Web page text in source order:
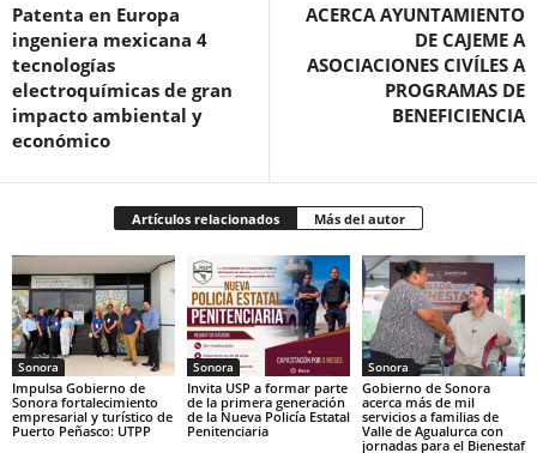
Patenta en Europa
ingeniera mexicana 4
tecnologías
electroquímicas de gran
impacto ambiental y
económico
ACERCA AYUNTAMIENTO
DE CAJEME A
ASOCIACIONES CIVÍLES A
PROGRAMAS DE
BENEFICIENCIA
Artículos relacionados Más del autor
Sonora
Impulsa Gobierno de
Sonora fortalecimiento
empresarial y turístico de
Puerto Peñasco: UTPP
Sonora
Invita USP a formar parte
de la primera generación
de la Nueva Policía Estatal
Penitenciaria
Sonora
Gobierno de Sonora
acerca más de mil
servicios a familias de
Valle de Agualurca con
jornadas para el Bienestaf